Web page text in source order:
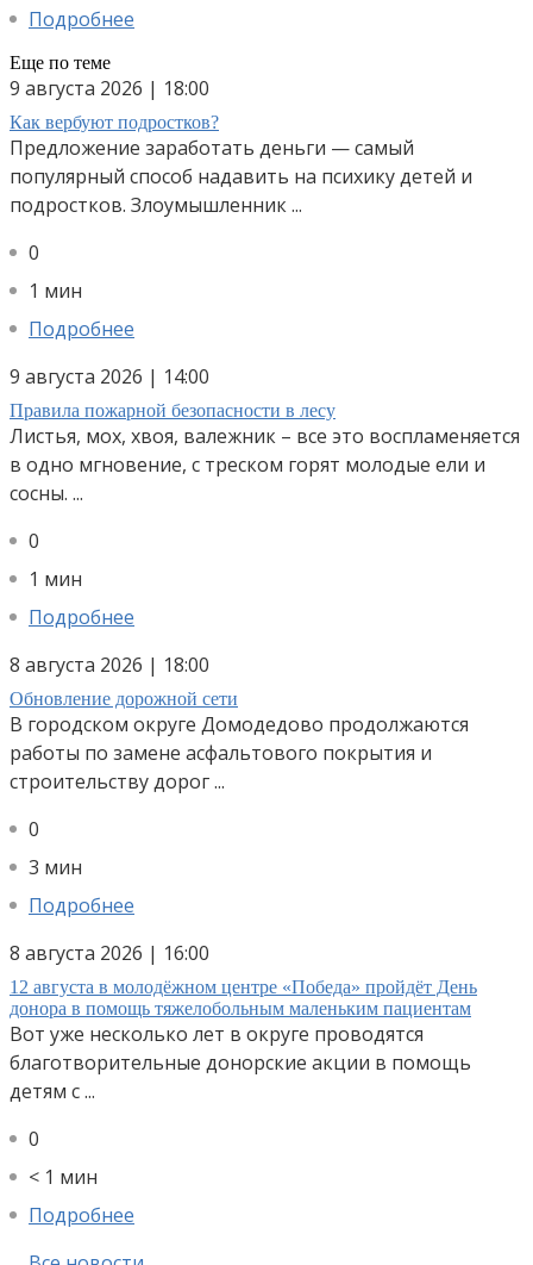
Подробнее
Еще по теме
9 августа 2026 | 18:00
Как вербуют подростков?
Предложение заработать деньги — самый
популярный способ надавить на психику детей и
подростков. Злоумышленник ...
0
1 мин
Подробнее
9 августа 2026 | 14:00
Правила пожарной безопасности в лесу
Листья, мох, хвоя, валежник – все это воспламеняется
в одно мгновение, с треском горят молодые ели и
сосны. ...
0
1 мин
Подробнее
8 августа 2026 | 18:00
Обновление дорожной сети
В городском округе Домодедово продолжаются
работы по замене асфальтового покрытия и
строительству дорог ...
0
3 мин
Подробнее
8 августа 2026 | 16:00
12 августа в молодёжном центре «Победа» пройдёт День
донора в помощь тяжелобольным маленьким пациентам
Вот уже несколько лет в округе проводятся
благотворительные донорские акции в помощь
детям с ...
0
< 1 мин
Подробнее